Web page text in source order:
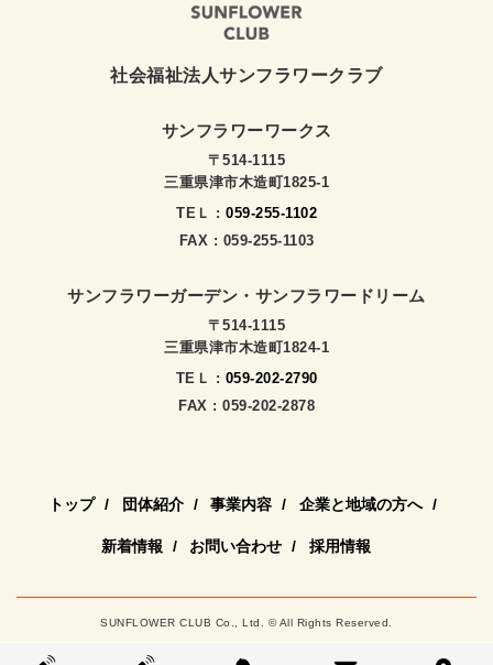
社会福祉法人サンフラワークラブ
サンフラワーワークス
〒514-1115
三重県津市木造町1825-1
TEＬ : 059-255-1102
FAX : 059-255-1103
サンフラワーガーデン・サンフラワードリーム
〒514-1115
三重県津市木造町1824-1
TEＬ : 059-202-2790
FAX : 059-202-2878
トップ 団体紹介 事業内容 企業と地域の方へ
新着情報 お問い合わせ 採用情報
SUNFLOWER CLUB Co., Ltd. © All Rights Reserved.